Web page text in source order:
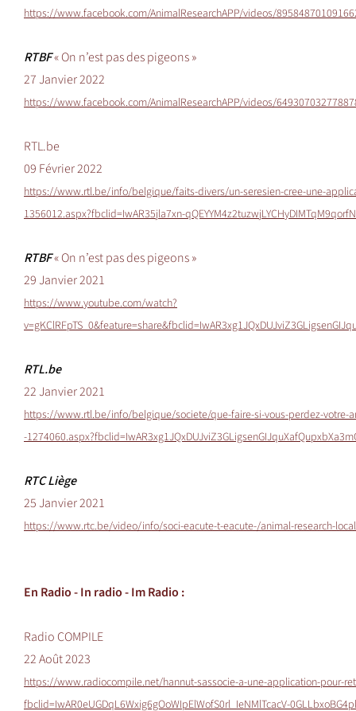
https://www.facebook.com/AnimalResearchAPP/videos/
RTBF« On n’est pas des pigeons »
27 Janvier 2022
https://www.facebook.com/AnimalResearchAPP/videos/
RTL.be
09 Février 2022
https://www.rtl.be/info/belgique/faits-divers/un-seresien-cree-une-
1356012.aspx?fbclid=IwAR35jla7xn-
RTBF« On n’est pas des pigeons »
29 Janvier 2021
https://www.youtube.com/watch?
RTL.be
22 Janvier 2021
https://www.rtl.be/info/belgique/societe/que-faire-si-vous-perdez-votre-
-
RTC Liège
25 Janvier 2021
https://www.rtc.be/video/info/soci-eacute-t-eacute-/animal-research-
En Radio -In radio - Im Radio :
Radio COMPILE
22 Août 2023
https://www.radiocompile.net/hannut-sassocie-a-une-application-pour-
fbclid=IwAR0eUGDqL6Wxig6gOoWIpElWofS0rl_IeNMlTcacV-